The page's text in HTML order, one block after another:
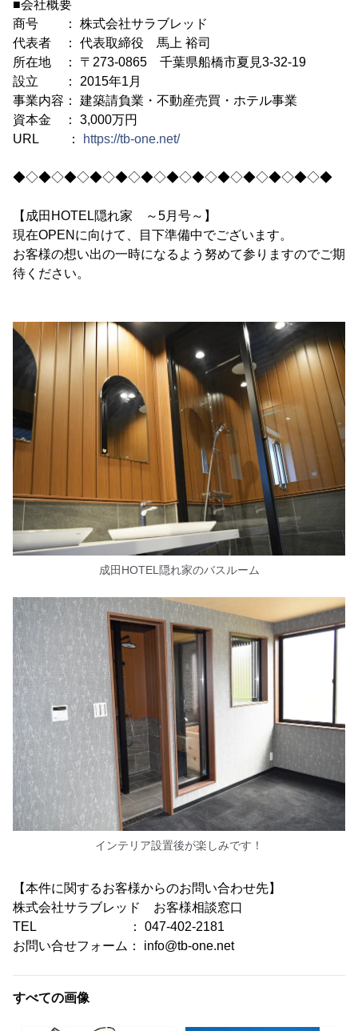
■会社概要
商号 ： 株式会社サラブレッド
代表者 ： 代表取締役 馬上 裕司
所在地 ： 〒273-0865 千葉県船橋市夏見3-32-19
設立 ： 2015年1月
事業内容： 建築請負業・不動産売買・ホテル事業
資本金 ： 3,000万円
URL ：
https://tb-one.net/
◆◇◆◇◆◇◆◇◆◇◆◇◆◇◆◇◆◇◆◇◆◇◆◇◆
【成田HOTEL隠れ家 ～5月号～】
現在OPENに向けて、目下準備中でございます。
お客様の想い出の一時になるよう努めて参りますのでご期
待ください。
成田HOTEL隠れ家のバスルーム
インテリア設置後が楽しみです！
【本件に関するお客様からのお問い合わせ先】
株式会社サラブレッド お客様相談窓口
TEL ： 047-402-2181
お問い合せフォーム： info@tb-one.net
すべての画像